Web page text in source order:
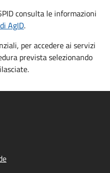
consulta le informazioni
AgID.
per accedere ai servizi
prevista selezionando